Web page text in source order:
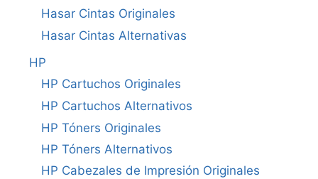
Hasar Cintas Originales
Hasar Cintas Alternativas
HP
HP Cartuchos Originales
HP Cartuchos Alternativos
HP Tóners Originales
HP Tóners Alternativos
HP Cabezales de Impresión Originales